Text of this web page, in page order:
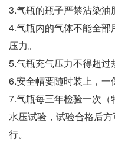
3.气瓶的瓶子严禁沾染油
4.气瓶内的气体不能全
压力。
5.气瓶充气压力不得超过
6.安全帽要随时装上，一
7.气瓶每三年检验一次
水压试验，试验合格后
行。